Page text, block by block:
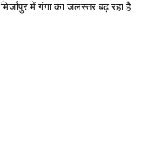
मिर्जापुर में गंगा का जलस्तर बढ़ रहा है